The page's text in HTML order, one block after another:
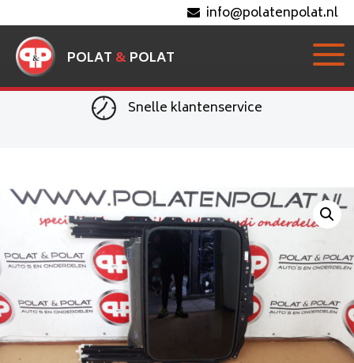
info@polatenpolat.nl
POLAT & POLAT
Snelle klantenservice